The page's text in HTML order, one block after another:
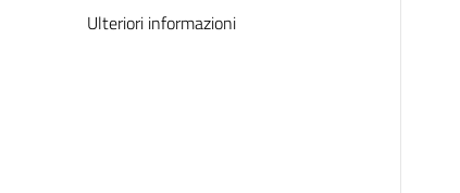
Ulteriori informazioni